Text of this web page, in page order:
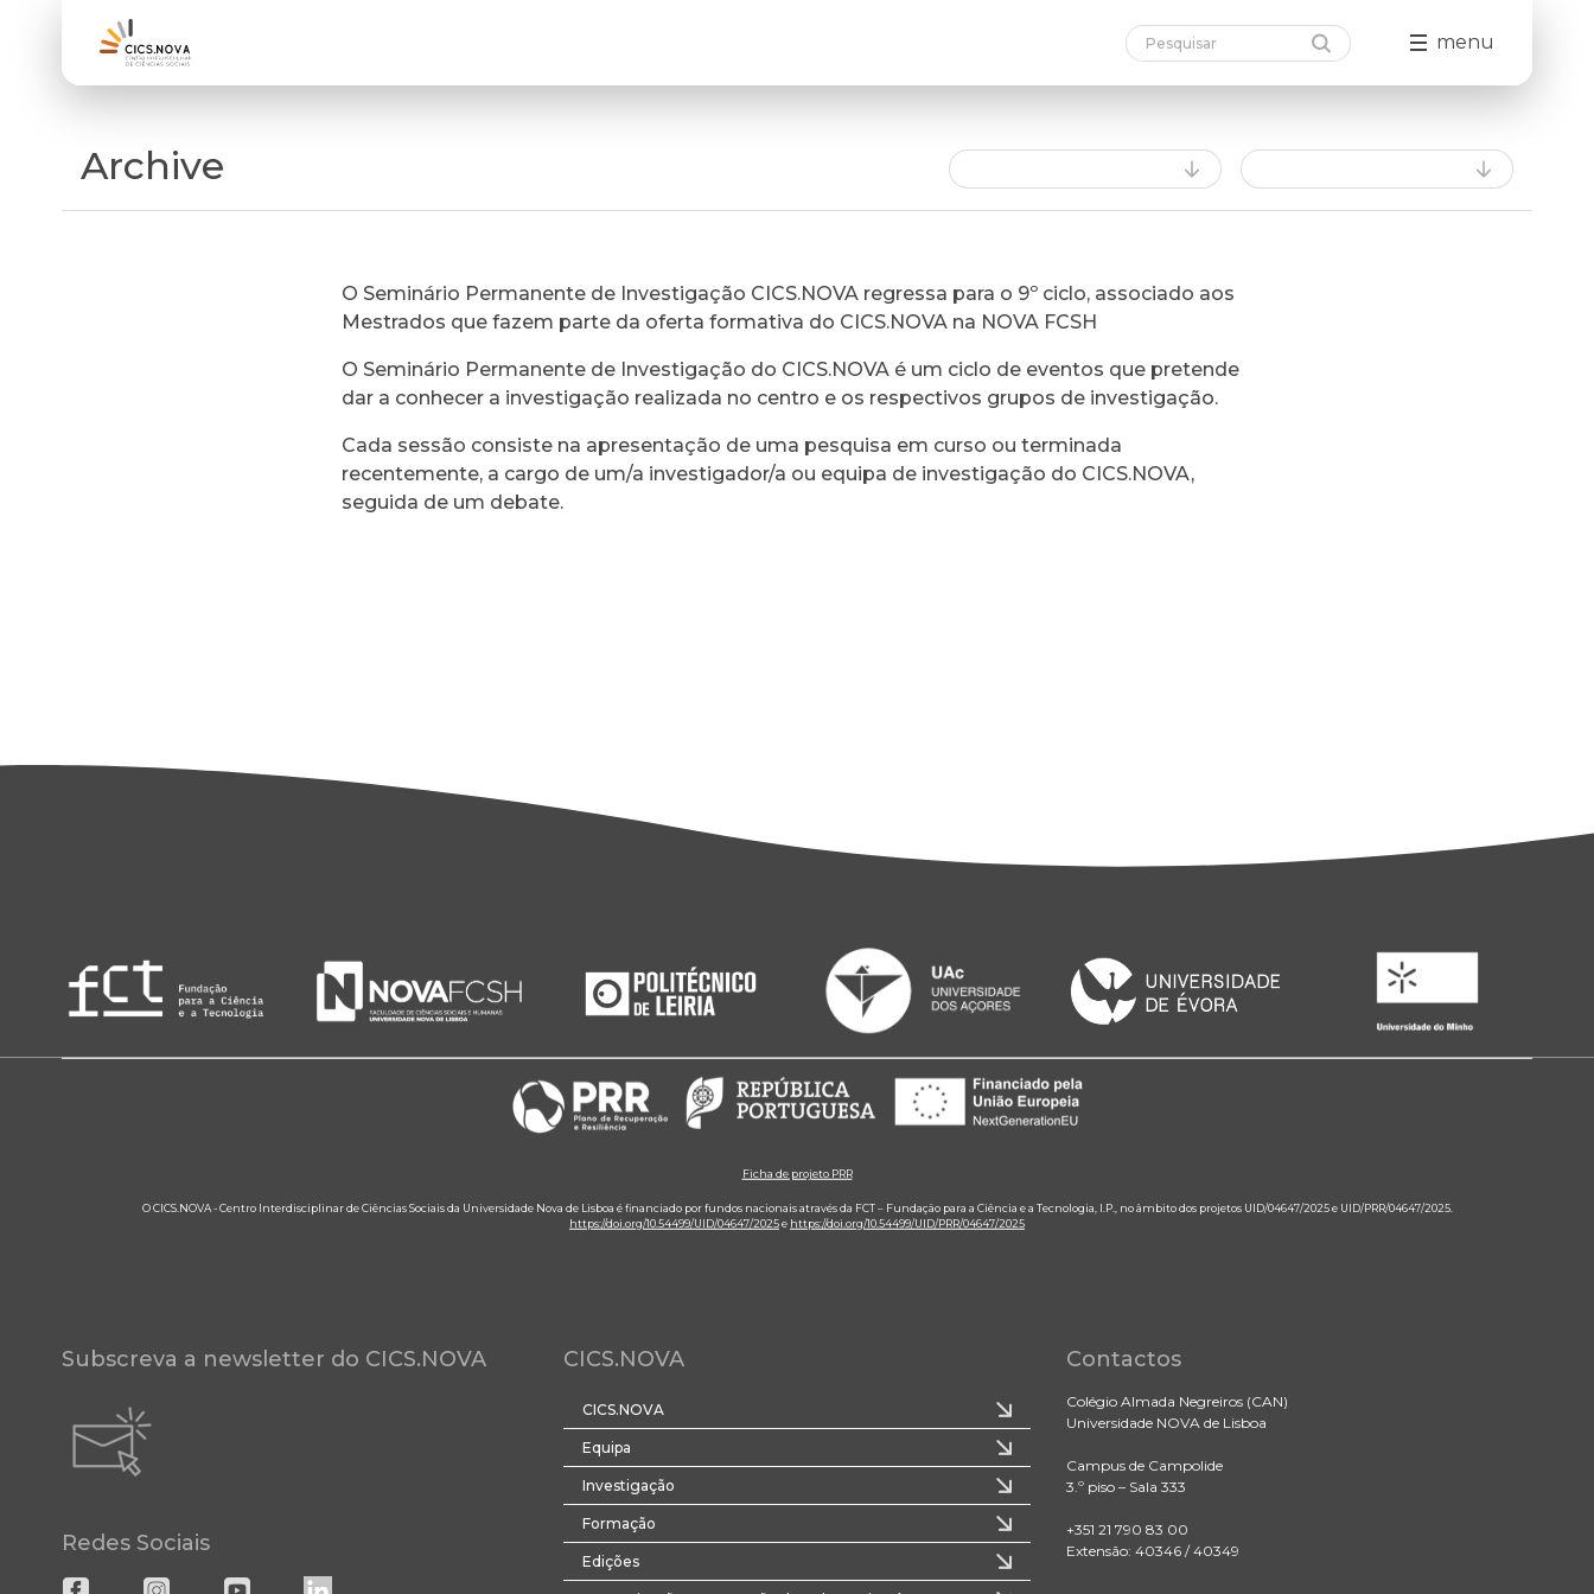
menu
Archive
O Seminário Permanente de Investigação CICS.NOVA regressa para o 9º ciclo, associado aos
Mestrados que fazem parte da oferta formativa do CICS.NOVA na NOVA FCSH
O Seminário Permanente de Investigação do CICS.NOVA é um ciclo de eventos que pretende
dar a conhecer a investigação realizada no centro e os respectivos grupos de investigação.
Cada sessão consiste na apresentação de uma pesquisa em curso ou terminada
recentemente, a cargo de um/a investigador/a ou equipa de investigação do CICS.NOVA,
seguida de um debate.
Ficha de projeto PRR
O CICS.NOVA - Centro Interdisciplinar de Ciências Sociais da Universidade Nova de Lisboa é financiado por fundos nacionais através da FCT – Fundação para a Ciência e a Tecnologia, I.P., no âmbito dos projetos UID/04647/2025 e UID/PRR/04647/2025.
https://doi.org/10.54499/UID/04647/2025e https://doi.org/10.54499/UID/PRR/04647/2025
Subscreva a newsletter do CICS.NOVA
Redes Sociais
CICS.NOVA
CICS.NOVA
Equipa
Investigação
Formação
Edições
Contactos
Colégio Almada Negreiros (CAN)
Universidade NOVA de Lisboa
Campus de Campolide
3.º piso – Sala 333
+351 21 790 83 00
Extensão: 40346 / 40349